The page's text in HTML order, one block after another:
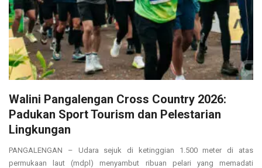
Walini Pangalengan Cross Country 2026:
Padukan Sport Tourism dan Pelestarian
Lingkungan
PANGALENGAN – Udara sejuk di ketinggian 1.500 meter di atas
permukaan laut (mdpl) menyambut ribuan pelari yang memadati